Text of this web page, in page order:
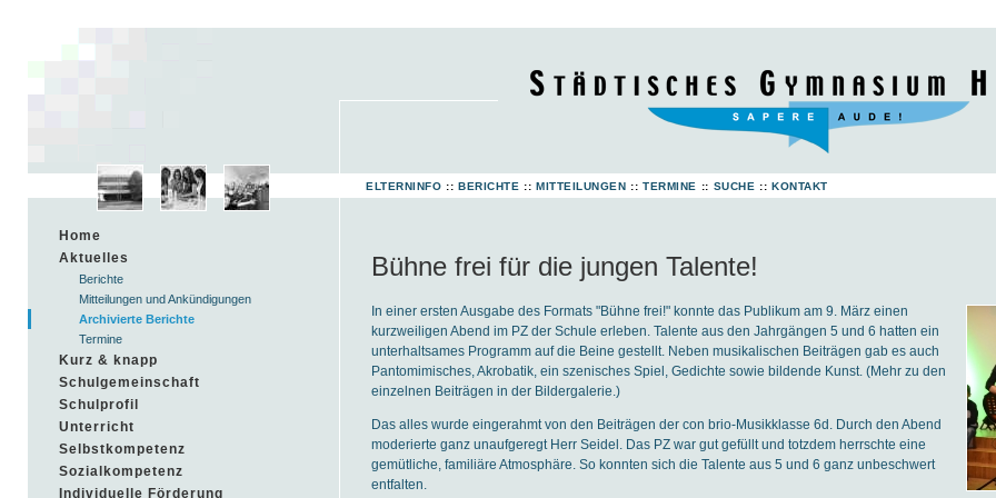
ELTERNINFO :: BERICHTE :: MITTEILUNGEN :: TERMINE :: SUCHE :: KONTAKT
Home
Aktuelles
Berichte
Mitteilungen und Ankündigungen
Archivierte Berichte
Termine
Kurz & knapp
Schulgemeinschaft
Schulprofil
Unterricht
Selbstkompetenz
Sozialkompetenz
Individuelle Förderung
Bühne frei für die jungen Talente!
In einer ersten Ausgabe des Formats "Bühne frei!" konnte das Publikum am 9. März einen
kurzweiligen Abend im PZ der Schule erleben. Talente aus den Jahrgängen 5 und 6 hatten ein
unterhaltsames Programm auf die Beine gestellt. Neben musikalischen Beiträgen gab es auch
Pantomimisches, Akrobatik, ein szenisches Spiel, Gedichte sowie bildende Kunst. (Mehr zu den
einzelnen Beiträgen in der Bildergalerie.)
Das alles wurde eingerahmt von den Beiträgen der con brio-Musikklasse 6d. Durch den Abend
moderierte ganz unaufgeregt Herr Seidel. Das PZ war gut gefüllt und totzdem herrschte eine
gemütliche, familiäre Atmosphäre. So konnten sich die Talente aus 5 und 6 ganz unbeschwert
entfalten.